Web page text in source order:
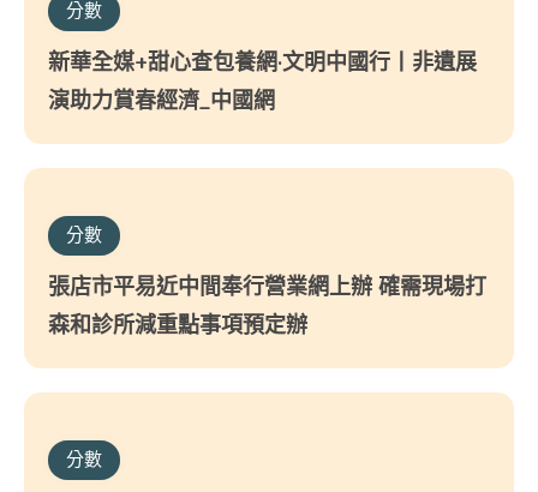
分數
新華全媒+甜心查包養網·文明中國行丨非遺展
演助力賞春經濟_中國網
分數
張店市平易近中間奉行營業網上辦 確需現場打
森和診所減重點事項預定辦
分數